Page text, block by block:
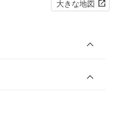
大きな地図